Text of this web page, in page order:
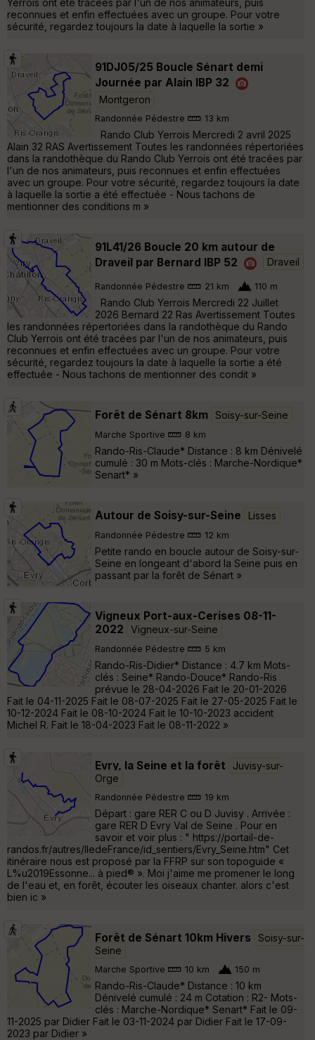
reconnues et enfin effectuées avec un groupe. Pour votre
sécurité, regardez toujours la date à laquelle la sortie »
91DJ05/25 Boucle Sénart demi
Journée par Alain IBP 32
Montgeron
Randonnée Pédestre 13 km
Rando Club Yerrois Mercredi 2 avril 2025
Alain 32 RAS Avertissement Toutes les randonnées répertoriées
dans la randothèque du Rando Club Yerrois ont été tracées par
l'un de nos animateurs, puis reconnues et enfin effectuées
avec un groupe. Pour votre sécurité, regardez toujours la date
à laquelle la sortie a été effectuée - Nous tachons de
mentionner des conditions m »
91L41/26 Boucle 20 km autour de
Draveil par Bernard IBP 52
Draveil
Randonnée Pédestre 21 km 110 m
Rando Club Yerrois Mercredi 22 Juillet
2026 Bernard 22 Ras Avertissement Toutes
les randonnées répertoriées dans la randothèque du Rando
Club Yerrois ont été tracées par l'un de nos animateurs, puis
reconnues et enfin effectuées avec un groupe. Pour votre
sécurité, regardez toujours la date à laquelle la sortie a été
effectuée - Nous tachons de mentionner des condit »
Forêt de Sénart 8km Soisy-sur-Seine
Marche Sportive 8 km
Rando-Ris-Claude* Distance : 8 km Dénivelé
cumulé : 30 m Mots-clés : Marche-Nordique*
Senart* »
Autour de Soisy-sur-Seine Lisses
Randonnée Pédestre 12 km
Petite rando en boucle autour de Soisy-sur-
Seine en longeant d'abord la Seine puis en
passant par la forêt de Sénart »
Vigneux Port-aux-Cerises 08-11-
2022
Vigneux-sur-Seine
Randonnée Pédestre 5 km
Rando-Ris-Didier* Distance : 4.7 km Mots-
clés : Seine* Rando-Douce* Rando-Ris
prévue le 28-04-2026 Fait le 20-01-2026
Fait le 04-11-2025 Fait le 08-07-2025 Fait le 27-05-2025 Fait le
10-12-2024 Fait le 08-10-2024 Fait le 10-10-2023 accident
Michel R. Fait le 18-04-2023 Fait le 08-11-2022 »
Evry, la Seine et la forêt
Juvisy-sur-
Orge
Randonnée Pédestre 19 km
Départ : gare RER C ou D Juvisy . Arrivée :
gare RER D Evry Val de Seine . Pour en
savoir et voir plus : " https://portail-de-
randos.fr/autres/IledeFrance/id_sentiers/Evry_Seine.htm" Cet
itinéraire nous est proposé par la FFRP sur son topoguide «
L%u2019Essonne... à pied® ». Moi j'aime me promener le long
de l'eau et, en forêt, écouter les oiseaux chanter. alors c'est
bien ic »
Forêt de Sénart 10km Hivers
Soisy-sur-
Seine
Marche Sportive 10 km 150 m
Rando-Ris-Claude* Distance : 10 km
Dénivelé cumulé : 24 m Cotation : R2- Mots-
clés : Marche-Nordique* Senart* Fait le 09-
11-2025 par Didier Fait le 03-11-2024 par Didier Fait le 17-09-
2023 par Didier »